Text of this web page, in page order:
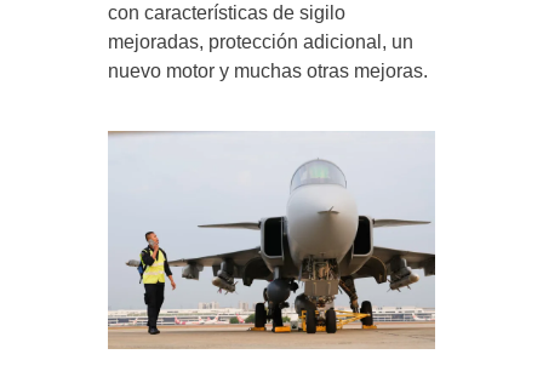
con características de sigilo
mejoradas, protección adicional, un
nuevo motor y muchas otras mejoras.